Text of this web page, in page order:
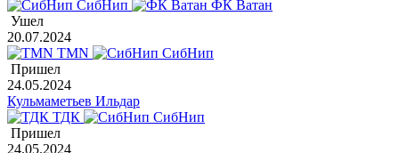
СибНип
ФК Ватан
Ушел
20.07.2024
TMN
СибНип
Пришел
24.05.2024
Кульмаметьев Ильдар
ТДК
СибНип
Пришел
24.05.2024